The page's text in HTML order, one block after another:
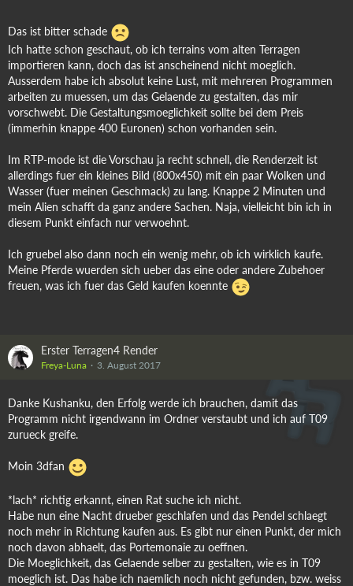
Das ist bitter schade
Ich hatte schon geschaut, ob ich terrains vom alten Terragen
importieren kann, doch das ist anscheinend nicht moeglich.
Ausserdem habe ich absolut keine Lust, mit mehreren Programmen
arbeiten zu muessen, um das Gelaende zu gestalten, das mir
vorschwebt. Die Gestaltungsmoeglichkeit sollte bei dem Preis
(immerhin knappe 400 Euronen) schon vorhanden sein.
Im RTP-mode ist die Vorschau ja recht schnell, die Renderzeit ist
allerdings fuer ein kleines Bild (800x450) mit ein paar Wolken und
Wasser (fuer meinen Geschmack) zu lang. Knappe 2 Minuten und
mein Alien schafft da ganz andere Sachen. Naja, vielleicht bin ich in
diesem Punkt einfach nur verwoehnt.
Ich gruebel also dann noch ein wenig mehr, ob ich wirklich kaufe.
Meine Pferde wuerden sich ueber das eine oder andere Zubehoer
freuen, was ich fuer das Geld kaufen koennte
Erster Terragen4 Render
Freya-Luna 3. August 2017
Danke Kushanku, den Erfolg werde ich brauchen, damit das
Programm nicht irgendwann im Ordner verstaubt und ich auf T09
zurueck greife.
Moin 3dfan
*lach* richtig erkannt, einen Rat suche ich nicht.
Habe nun eine Nacht drueber geschlafen und das Pendel schlaegt
noch mehr in Richtung kaufen aus. Es gibt nur einen Punkt, der mich
noch davon abhaelt, das Portemonaie zu oeffnen.
Die Moeglichkeit, das Gelaende selber zu gestalten, wie es in T09
moeglich ist. Das habe ich naemlich noch nicht gefunden, bzw. weiss